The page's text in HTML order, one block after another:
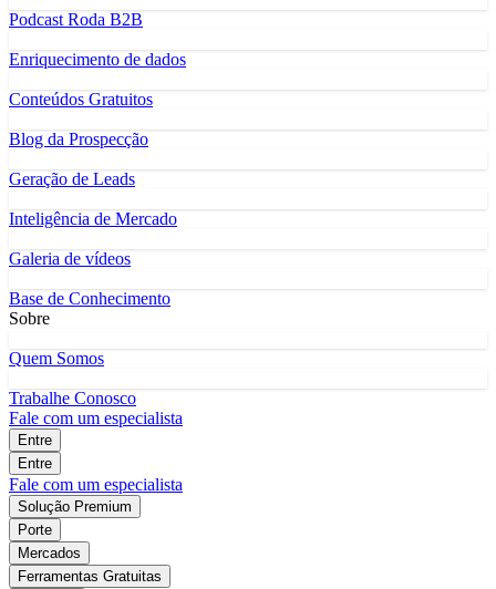
Podcast Roda B2B
Enriquecimento de dados
Conteúdos Gratuitos
Blog da Prospecção
Geração de Leads
Inteligência de Mercado
Galeria de vídeos
Base de Conhecimento
Sobre
Quem Somos
Trabalhe Conosco
Fale com um especialista
Entre
Entre
Fale com um especialista
Solução Premium
Porte
Mercados
Ferramentas Gratuitas